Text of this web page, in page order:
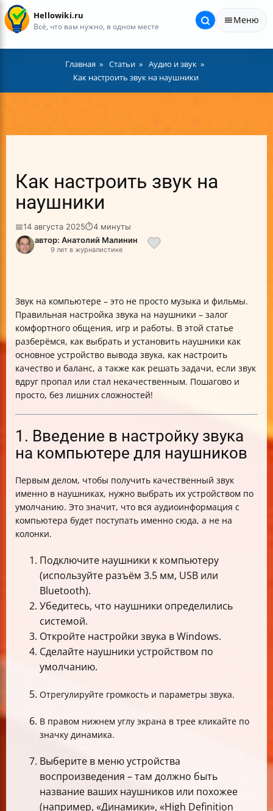
Hellowiki.ru
Всё, что вам нужно, в одном месте
Меню
Главная Статьи
Аудио и звук
Как настроить звук на наушники
Как настроить звук на
наушники
📅14 августа 2025⏱4 минуты
автор: Анатолий Малинин
9 лет в журналистике
Звук на компьютере – это не просто музыка и фильмы.
Правильная настройка звука на наушники – залог
комфортного общения, игр и работы. В этой статье
разберёмся, как выбрать и установить наушники как
основное устройство вывода звука, как настроить
качество и баланс, а также как решать задачи, если звук
вдруг пропал или стал некачественным. Пошагово и
просто, без лишних сложностей!
1. Введение в настройку звука
на компьютере для наушников
Первым делом, чтобы получить качественный звук
именно в наушниках, нужно выбрать их устройством по
умолчанию. Это значит, что вся аудиоинформация с
компьютера будет поступать именно сюда, а не на
колонки.
Подключите наушники к компьютеру
(используйте разъём 3.5 мм, USB или
Bluetooth).
Убедитесь, что наушники определились
системой.
Откройте настройки звука в Windows.
Сделайте наушники устройством по
умолчанию.
Отрегулируйте громкость и параметры звука.
В правом нижнем углу экрана в трее кликайте по
значку динамика.
Выберите в меню устройства
воспроизведения – там должно быть
название ваших наушников или похожее
(например, «Динамики», «High Definition